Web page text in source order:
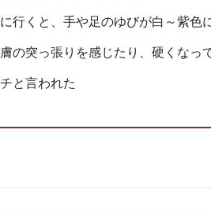
行くと、手や足のゆびが白～紫色
の突っ張りを感じたり、硬くなっ
と言われた